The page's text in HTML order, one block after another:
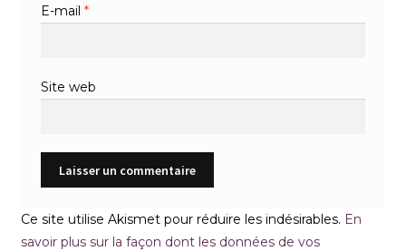
E-mail*
Site web
Ce site utilise Akismet pour réduire les indésirables. En
savoir plus sur la façon dont les données de vos